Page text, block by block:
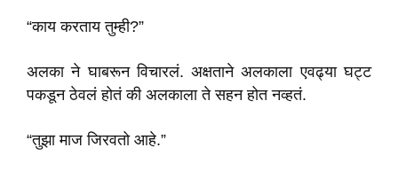
“काय करताय तुम्ही?”
अलका ने घाबरून विचारलं. अक्षताने अलकाला एवढ्या घट्ट
पकडून ठेवलं होतं की अलकाला ते सहन होत नव्हतं.
“तुझा माज जिरवतो आहे.”